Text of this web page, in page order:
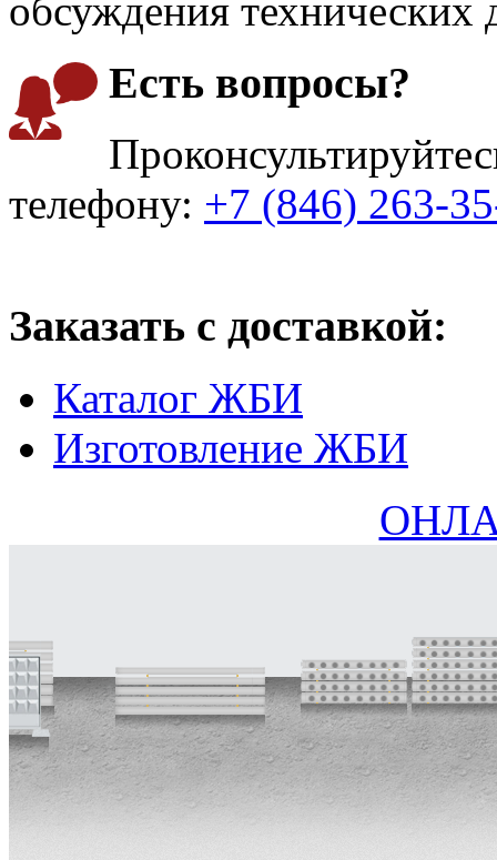
обсуждения технических
Есть вопросы?
телефону: +7 (846) 263-
Заказать с доставкой:
Каталог ЖБИ
Изготовление ЖБИ